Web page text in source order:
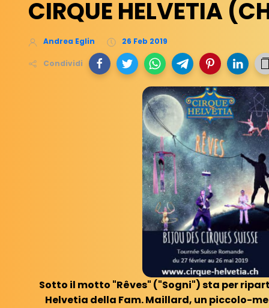
CIRQUE HELVETIA
Andrea Eglin 26 Feb 2019
Condividi
Sotto il motto "Rêves" ("Sogni") sta per
Helvetia della Fam. Maillard, un piccolo-